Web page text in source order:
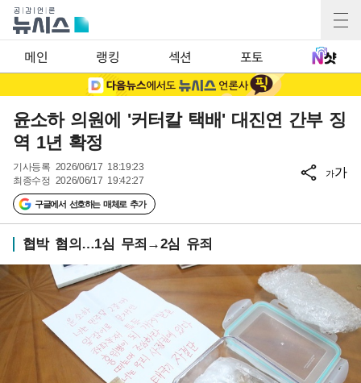
메인 랭킹 섹션 포토
윤소하 의원에 '커터칼 택배' 대진연 간부 징
역 1년 확정
기사등록 2026/06/17 18:19:23
최종수정 2026/06/17 19:42:27
구글에서 선호하는 매체로 추가
가가
협박 혐의…1심 무죄→2심 유죄